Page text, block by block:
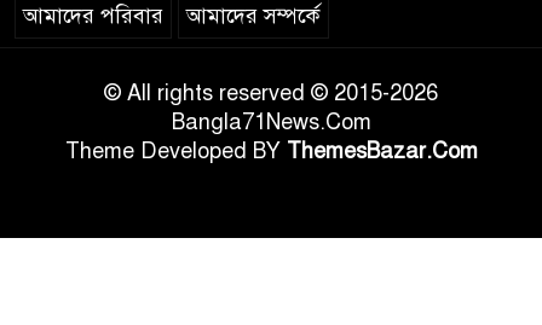
আমাদের পরিবার আমাদের সম্পর্কে
© All rights reserved © 2015-2026
Bangla71News.Com
Theme Developed BY ThemesBazar.Com